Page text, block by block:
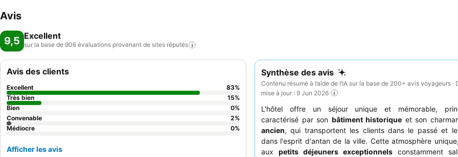
Avis
9,5 Excellent
sur la base de 906 évaluations provenant de sites réputés
Synthèse des avis
Contenu résumé à l’aide de l’IA sur la base de 200+ avis voyageurs ·
mise à jour : 9 Jun 2026
L'hôtel offre un séjour unique et mémorable,
caractérisé par son bâtiment historique et son
ancien, qui transportent les clients dans le passé et
dans l'esprit d'antan de la ville. Cette atmosphère
aux petits déjeuners exceptionnels constamment
Avis des clients
Excellent 83%
Très bien
15%
Bien
0%
Convenable
2%
Médiocre
0%
Afficher les avis